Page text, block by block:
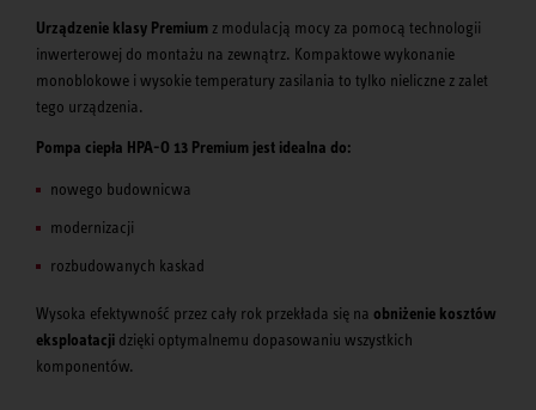
Urządzenie klasy Premium z modulacją mocy za pomocą technologii
inwerterowej do montażu na zewnątrz. Kompaktowe wykonanie
monoblokowe i wysokie temperatury zasilania to tylko nieliczne z zalet
tego urządzenia.
Pompa ciepła HPA-O 13 Premium jest idealna do:
nowego budownicwa
modernizacji
rozbudowanych kaskad
Wysoka efektywność przez cały rok przekłada się na obniżenie kosztów
eksploatacji dzięki optymalnemu dopasowaniu wszystkich
komponentów.